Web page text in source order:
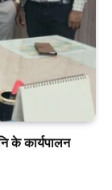
के कार्यपालन